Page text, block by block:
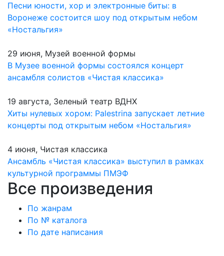
Песни юности, хор и электронные биты: в
Воронеже состоится шоу под открытым небом
«Ностальгия»
29 июня, Музей военной формы
В Музее военной формы состоялся концерт
ансамбля солистов «Чистая классика»
19 августа, Зеленый театр ВДНХ
Хиты нулевых хором: Palestrina запускает летние
концерты под открытым небом «Ностальгия»
4 июня, Чистая классика
Ансамбль «Чистая классика» выступил в рамках
культурной программы ПМЭФ
Все произведения
По жанрам
По № каталога
По дате написания